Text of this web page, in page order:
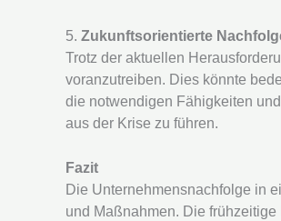
5. Zukunftsorientierte
Trotz der aktuellen
voranzutreiben. Dies könnte
die notwendigen Fähigkeiten
aus der Krise zu führen.
Fazit
Die Unternehmensnachfolge in
und Maßnahmen. Die